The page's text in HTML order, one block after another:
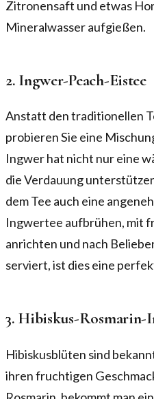
Zitronensaft und etwas
Mineralwasser aufgießen.
2. Ingwer-Peach-Eistee
Anstatt den traditionellen
probieren Sie eine
Ingwer hat nicht nur eine
die Verdauung
dem Tee auch eine
Ingwertee aufbrühen, mit
anrichten und nach
serviert, ist dies eine
3. Hibiskus-Rosmarin-
Hibiskusblüten sind
ihren fruchtigen